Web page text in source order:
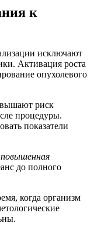
к
исключают
Активация роста
опухолевого
риск
процедуры.
показатели
повышенная
до полного
когда организм